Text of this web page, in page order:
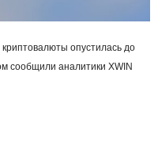
опустилась до
сообщили аналитики XWIN